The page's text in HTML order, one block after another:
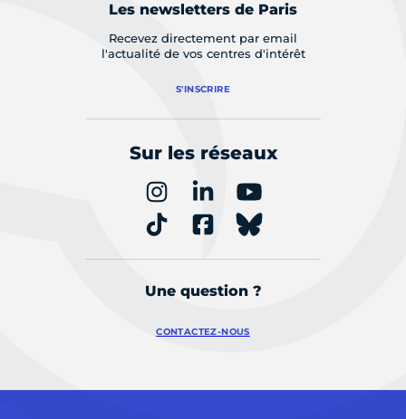
Les newsletters de Paris
Recevez directement par email
l'actualité de vos centres d'intérêt
S'INSCRIRE
Sur les réseaux
Une question ?
CONTACTEZ-NOUS